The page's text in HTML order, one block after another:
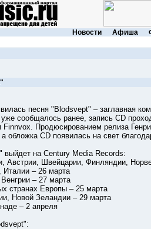
Новости Афиша
песня "Blodsvept" – заглавная
сообщалось ранее, запись CD
Продюсированием релиза
обложка CD появилась на свет
на Century Media Records:
Швейцарии, Финляндии,
– 26 марта
– 27 марта
Европы – 25 марта
Зеландии – 29 марта
– 2 апреля